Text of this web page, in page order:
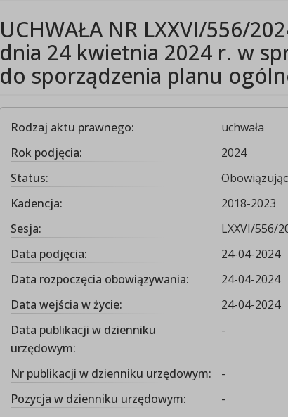
UCHWAŁA NR LXXVI/556/
dnia 24 kwietnia 2024 r. w
do sporządzenia planu
Rodzaj aktu prawnego:
uchwała
Rok podjęcia:
2024
Status:
Kadencja:
2018-2023
Sesja:
LXXVI/556/
Data podjęcia:
24-04-2024
Data rozpoczęcia obowiązywania:
24-04-2024
Data wejścia w życie:
24-04-2024
Data publikacji w dzienniku
urzędowym:
-
Nr publikacji w dzienniku urzędowym:
-
Pozycja w dzienniku urzędowym:
-